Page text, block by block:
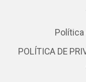
Política
POLÍTICA DE